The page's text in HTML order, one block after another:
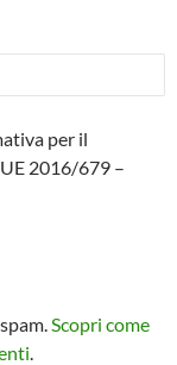
per il
2016/679 –
Scopri come